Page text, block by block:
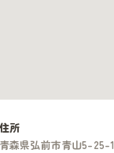
住所
青森県弘前市青山5-25-1